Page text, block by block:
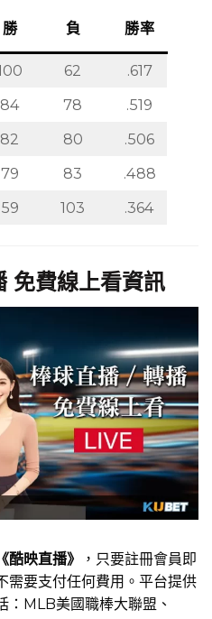
勝 負 勝率
62
.617
84 78
.519
82 80
.506
79 83
.488
59 103 .364
免費線上看資訊
映直播》
，只要註冊會員即
需要支付任何費用。平台提供
：MLB美國職棒大聯盟、